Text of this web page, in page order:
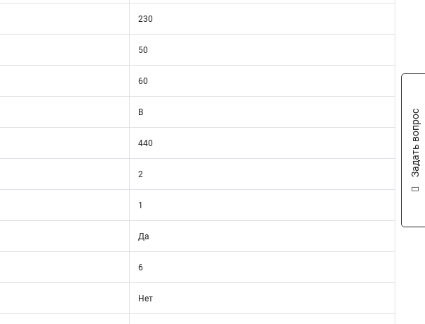
230
50
60
B
440
2
1
Да
6
Нет
Задать вопрос